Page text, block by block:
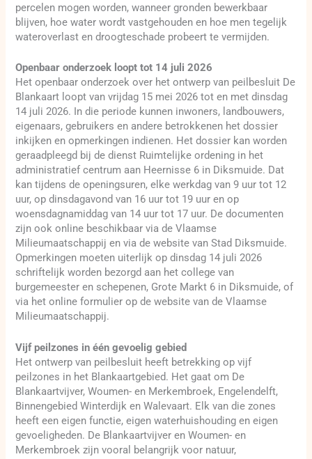
percelen mogen worden, wanneer gronden bewerkbaar
blijven, hoe water wordt vastgehouden en hoe men tegelijk
wateroverlast en droogteschade probeert te vermijden.
Openbaar onderzoek loopt tot 14 juli 2026
Het openbaar onderzoek over het ontwerp van peilbesluit De
Blankaart loopt van vrijdag 15 mei 2026 tot en met dinsdag
14 juli 2026. In die periode kunnen inwoners, landbouwers,
eigenaars, gebruikers en andere betrokkenen het dossier
inkijken en opmerkingen indienen. Het dossier kan worden
geraadpleegd bij de dienst Ruimtelijke ordening in het
administratief centrum aan Heernisse 6 in Diksmuide. Dat
kan tijdens de openingsuren, elke werkdag van 9 uur tot 12
uur, op dinsdagavond van 16 uur tot 19 uur en op
woensdagnamiddag van 14 uur tot 17 uur. De documenten
zijn ook online beschikbaar via de Vlaamse
Milieumaatschappij en via de website van Stad Diksmuide.
Opmerkingen moeten uiterlijk op dinsdag 14 juli 2026
schriftelijk worden bezorgd aan het college van
burgemeester en schepenen, Grote Markt 6 in Diksmuide, of
via het online formulier op de website van de Vlaamse
Milieumaatschappij.
Vijf peilzones in één gevoelig gebied
Het ontwerp van peilbesluit heeft betrekking op vijf
peilzones in het Blankaartgebied. Het gaat om De
Blankaartvijver, Woumen- en Merkembroek, Engelendelft,
Binnengebied Winterdijk en Walevaart. Elk van die zones
heeft een eigen functie, eigen waterhuishouding en eigen
gevoeligheden. De Blankaartvijver en Woumen- en
Merkembroek zijn vooral belangrijk voor natuur,